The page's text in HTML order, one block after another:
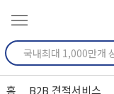
홈 B2B 견적서비스